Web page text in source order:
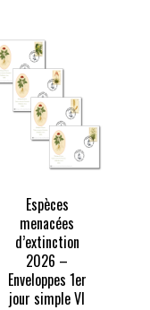
Espèces
menacées
d’extinction
2026 –
Enveloppes 1er
jour simple VI